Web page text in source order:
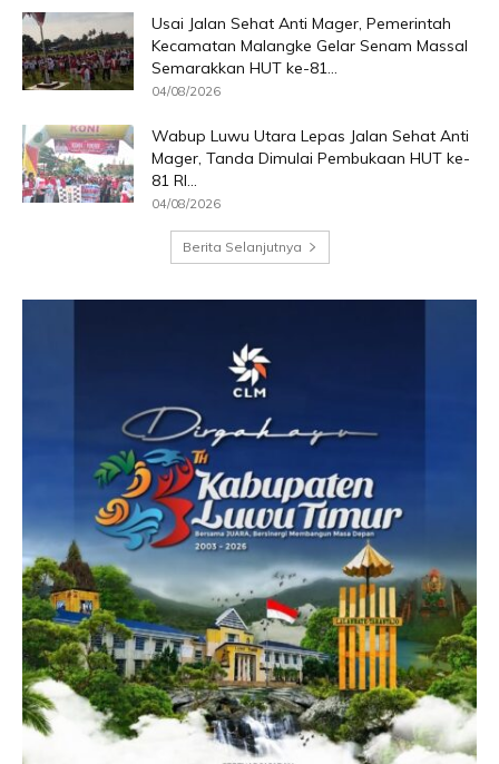
Usai Jalan Sehat Anti Mager, Pemerintah
Kecamatan Malangke Gelar Senam Massal
Semarakkan HUT ke-81...
04/08/2026
Wabup Luwu Utara Lepas Jalan Sehat Anti
Mager, Tanda Dimulai Pembukaan HUT ke-
81 RI...
04/08/2026
Berita Selanjutnya